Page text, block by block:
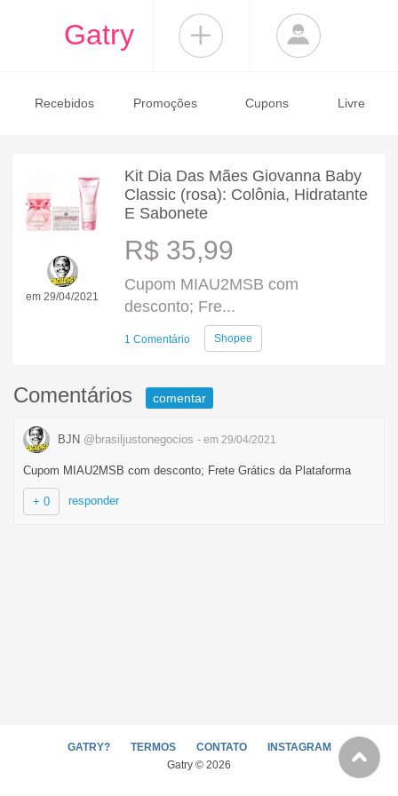
Gatry
Recebidos Promoções Cupons Livre
em 29/04/2021
Kit Dia Das Mães Giovanna Baby
Classic (rosa): Colônia, Hidratante
E Sabonete
R$ 35,99
Cupom MIAU2MSB com
desconto; Fre...
1 Comentário Shopee
Comentários comentar
BJN @brasiljustonegocios - em 29/04/2021
Cupom MIAU2MSB com desconto; Frete Grátics da Plataforma
+ 0 responder
GATRY? TERMOS CONTATO
INSTAGRAM
Gatry © 2026